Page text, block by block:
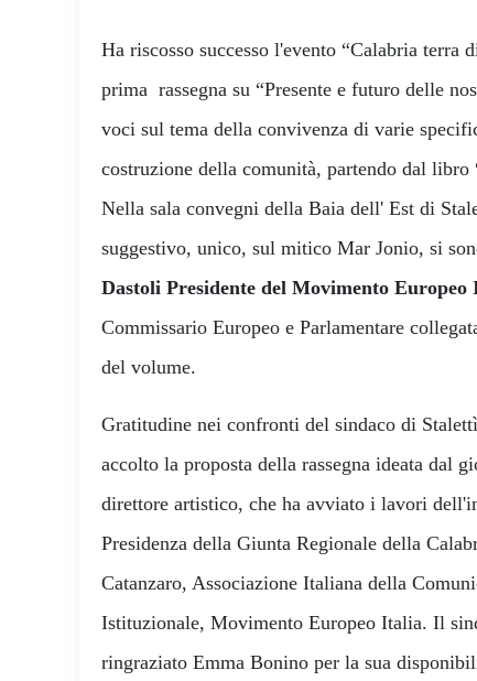
Ha riscosso successo l'evento “Calabria terra
prima rassegna su “Presente e futuro delle
voci sul tema della convivenza di varie
costruzione della comunità, partendo dal libro
Nella sala convegni della Baia dell' Est di
suggestivo, unico, sul mitico Mar Jonio, si
Dastoli Presidente del Movimento
Commissario Europeo e Parlamentare
del volume.
Gratitudine nei confronti del sindaco di Stalettì
accolto la proposta della rassegna ideata dal
direttore artistico, che ha avviato i lavori
Presidenza della Giunta Regionale della
Catanzaro, Associazione Italiana della
Istituzionale, Movimento Europeo Italia. Il
ringraziato Emma Bonino per la sua